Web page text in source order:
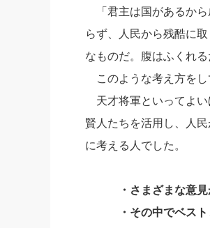
「君主は国があるから
らず、人民から残酷に
なものだ。腹はふくれ
このような考え方を
天才将軍といってよい
賢人たちを活用し、人
に考える人でした。
・さまざまな意見が
・その中でベストと